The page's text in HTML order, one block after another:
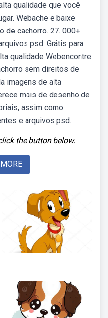
qualidade que você
Webache e baixe
de cachorro. 27. 000+
psd. Grátis para
qualidade Webencontre
sem direitos de
imagens de alta
mais de desenho de
assim como
e arquivos psd.
the button below.